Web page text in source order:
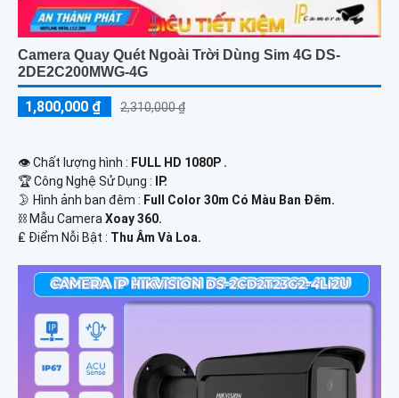
Camera Quay Quét Ngoài Trời Dùng Sim 4G DS-
2DE2C200MWG-4G
1,800,000 ₫ 2,310,000 ₫
👁 Chất lượng hình : FULL HD 1080P .
🏆 Công Nghệ Sử Dụng :
IP.
🌛 Hình ảnh ban đêm : Full Color 30m Có Màu Ban Ðêm.
⛓ Mẫu Camera Xoay 360.
️₤ Điểm Nỗi Bật : Thu Âm Và Loa.